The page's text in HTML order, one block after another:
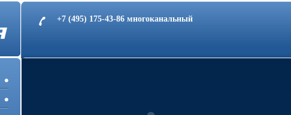
+7 (495) 175-43-86 многоканальный